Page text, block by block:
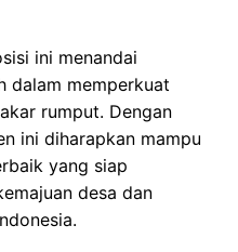
ini menandai
dalam memperkuat
rumput. Dengan
ini diharapkan mampu
yang siap
desa dan